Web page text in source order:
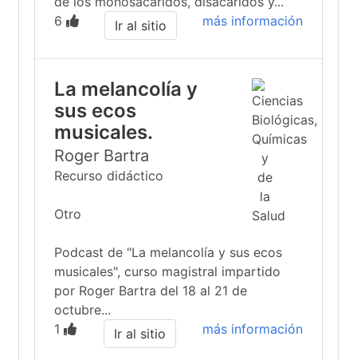
6
más información
Ir al sitio
La melancolía y
sus ecos
musicales.
Roger Bartra
Recurso didáctico
Otro
Podcast de "La melancolía y sus ecos
musicales", curso magistral impartido
por Roger Bartra del 18 al 21 de
octubre...
1
más información
Ir al sitio